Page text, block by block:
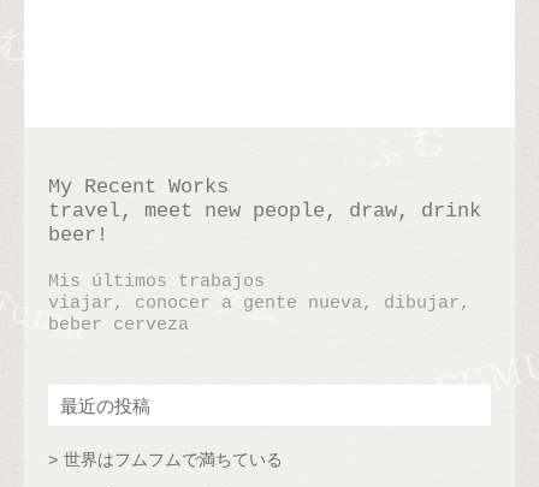
My Recent Works
travel, meet new people, draw, drink
beer!
Mis últimos trabajos
viajar, conocer a gente nueva, dibujar,
beber cerveza
最近の投稿
世界はフムフムで満ちている